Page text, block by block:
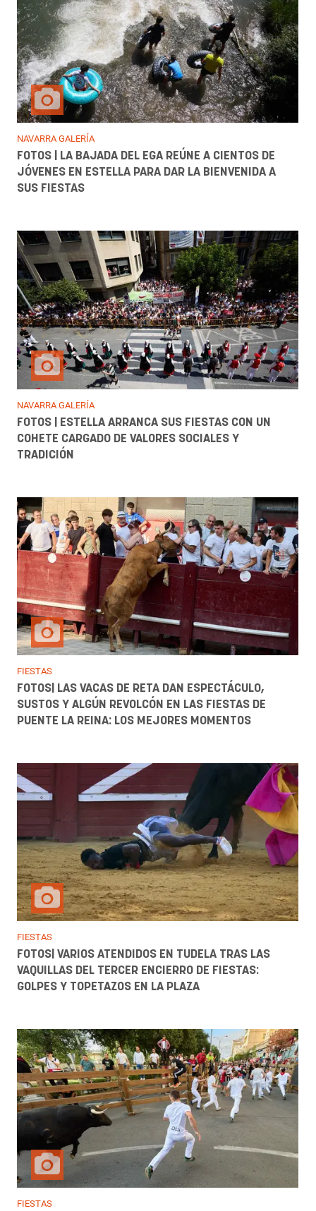
NAVARRA GALERÍA
FOTOS | LA BAJADA DEL EGA REÚNE A CIENTOS DE
JÓVENES EN ESTELLA PARA DAR LA BIENVENIDA A
SUS FIESTAS
NAVARRA GALERÍA
FOTOS | ESTELLA ARRANCA SUS FIESTAS CON UN
COHETE CARGADO DE VALORES SOCIALES Y
TRADICIÓN
FIESTAS
FOTOS| LAS VACAS DE RETA DAN ESPECTÁCULO,
SUSTOS Y ALGÚN REVOLCÓN EN LAS FIESTAS DE
PUENTE LA REINA: LOS MEJORES MOMENTOS
FIESTAS
FOTOS| VARIOS ATENDIDOS EN TUDELA TRAS LAS
VAQUILLAS DEL TERCER ENCIERRO DE FIESTAS:
GOLPES Y TOPETAZOS EN LA PLAZA
FIESTAS